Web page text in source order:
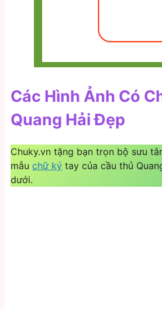
Các Hình Ảnh Có
Quang Hải Đẹp
Chuky.vn tặng bạn trọn bộ sưu
mẫu chữ ký tay của cầu thủ
dưới.